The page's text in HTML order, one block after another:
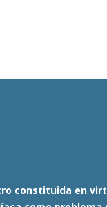
constituida en